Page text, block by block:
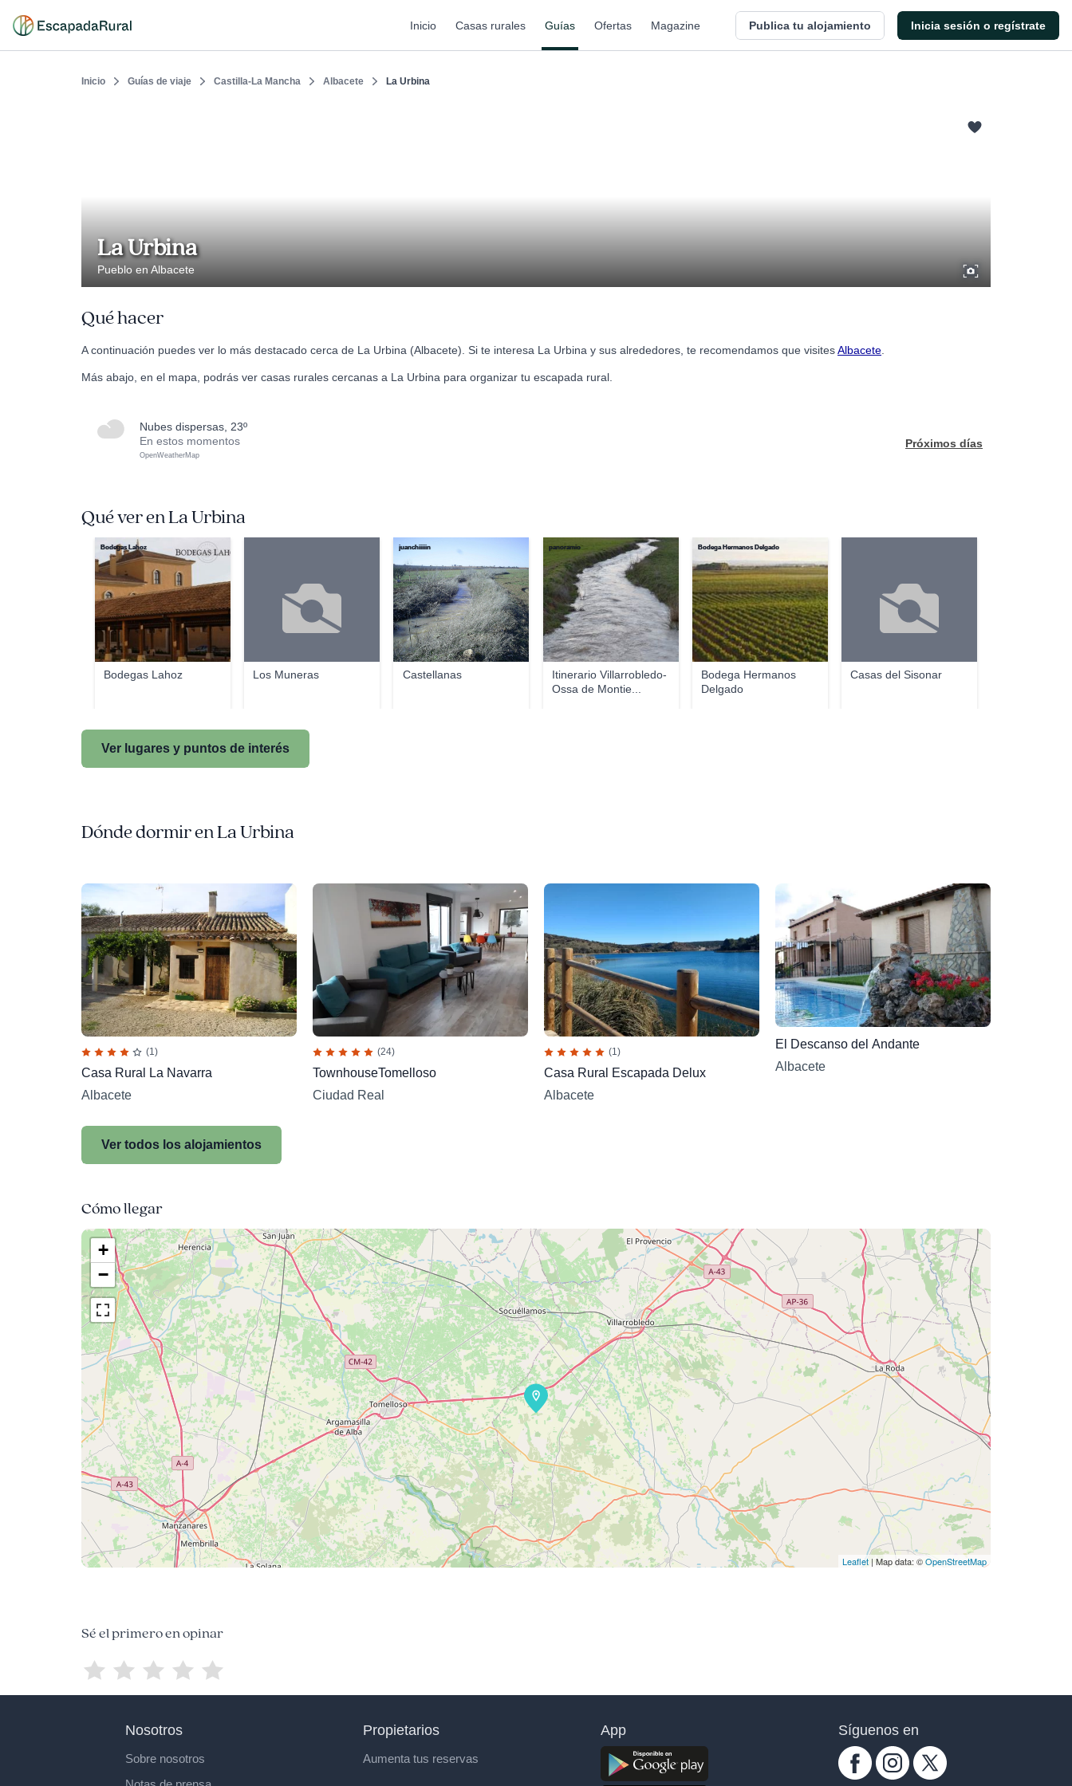
Inicio Casas rurales Guías Ofertas Magazine Publica tu alojamiento Inicia sesión o regístrate
Inicio Guías de viaje Castilla-La Mancha Albacete La Urbina
La Urbina
Pueblo en Albacete
Qué hacer
A continuación puedes ver lo más destacado cerca de La Urbina (Albacete). Si te interesa La Urbina y sus alrededores, te recomendamos que visitesAlbacete
Más abajo, en el mapa, podrás ver casas rurales cercanas a La Urbina para organizar tu escapada rural.
nubes dispersas, 23º
En estos momentos
OpenWeatherMap
Próximos días
Qué ver en La Urbina
Bodegas Lahoz
Bodegas Lahoz
Los Muneras Castellanas
juanchiiiiin
Itinerario Villarrobledo-
Ossa de Montie...
panoramio
Bodega Hermanos
Delgado
Bodega Hermanos Delgado
Casas del Sisonar
Ver lugares y puntos de interés
Dónde dormir en La Urbina
(1)
Casa Rural La Navarra
Albacete
(24)
TownhouseTomelloso
Ciudad Real
(1)
Casa Rural Escapada Delux
Albacete
El Descanso del Andante
Albacete
Ver todos los alojamientos
Cómo llegar
+
−
Leaflet | Map data: ©OpenStreetMap
Sé el primero en opinar
Nosotros
Sobre nosotros
Propietarios
Aumenta tus reservas
App Síguenos en